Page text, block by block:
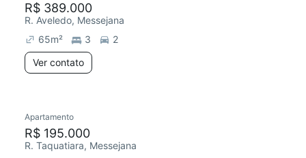
R$ 389.000
R. Aveledo, Messejana
65m² 3
2
Ver contato
Apartamento
R$ 195.000
R. Taquatiara, Messejana